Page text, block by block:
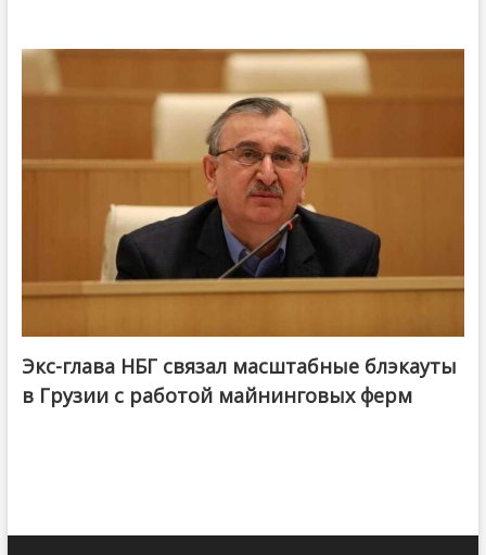
Экс-глава НБГ связал масштабные блэкауты
в Грузии с работой майнинговых ферм